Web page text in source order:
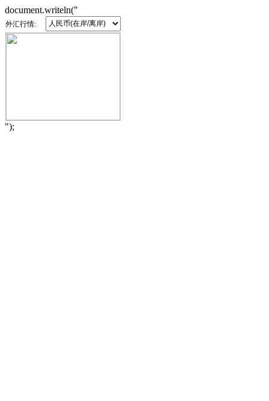
document.writeln("
外汇行情:
");